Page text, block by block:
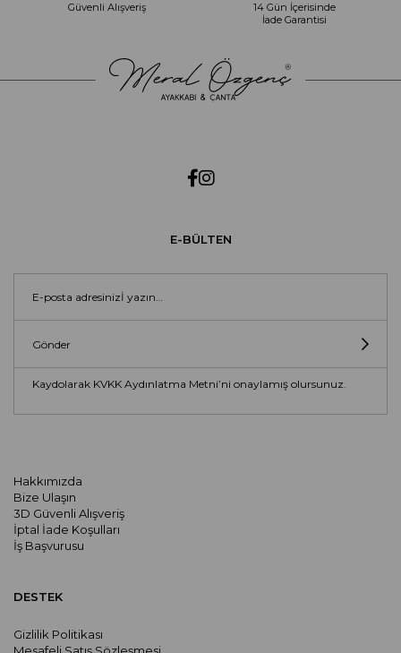
Güvenli Alışveriş
14 Gün İçerisinde
İade Garantisi
Hakkımızda
Bize Ulaşın
3D Güvenli Alışveriş
İptal İade Koşulları
İş Başvurusu
E-BÜLTEN
Gönder
Kaydolarak KVKK Aydınlatma Metni’ni onaylamış olursunuz.
DESTEK
Gizlilik Politikası